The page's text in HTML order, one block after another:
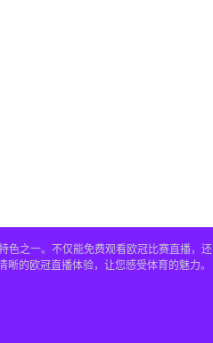
之一。不仅能免费观看欧冠比赛直播，
的欧冠直播体验，让您感受体育的魅力。